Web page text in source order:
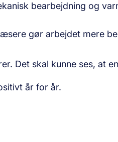
bearbejdning og
gør arbejdet mere
Det skal kunne ses, at
år for år.